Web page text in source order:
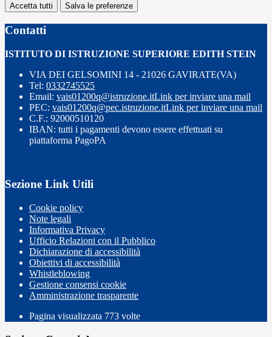
Accetta tutti Salva le preferenze
Contatti
ISTITUTO DI ISTRUZIONE SUPERIORE EDITH STEIN
VIA DEI GELSOMINI 14 - 21026 GAVIRATE(VA)
Tel: 0332745525
Email: vais01200q@istruzione.itLink per inviare una mail
PEC: vais01200q@pec.istruzione.itLink per inviare una mail
C.F.: 92000510120
IBAN: tutti i pagamenti devono essere effettuati su
piattaforma PagoPA
Sezione Link Utili
Cookie policy
Note legali
Informativa Privacy
Ufficio Relazioni con il Pubblico
Dichiarazione di accessibilità
Obiettivi di accessibilità
Whistleblowing
Gestione consensi cookie
Amministrazione trasparente
Pagina visualizzata 773 volte